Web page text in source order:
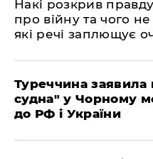
Накі розкрив
про війну та чого
які речі заплющує
Туреччина заявила
судна" у Чорному
до РФ і України